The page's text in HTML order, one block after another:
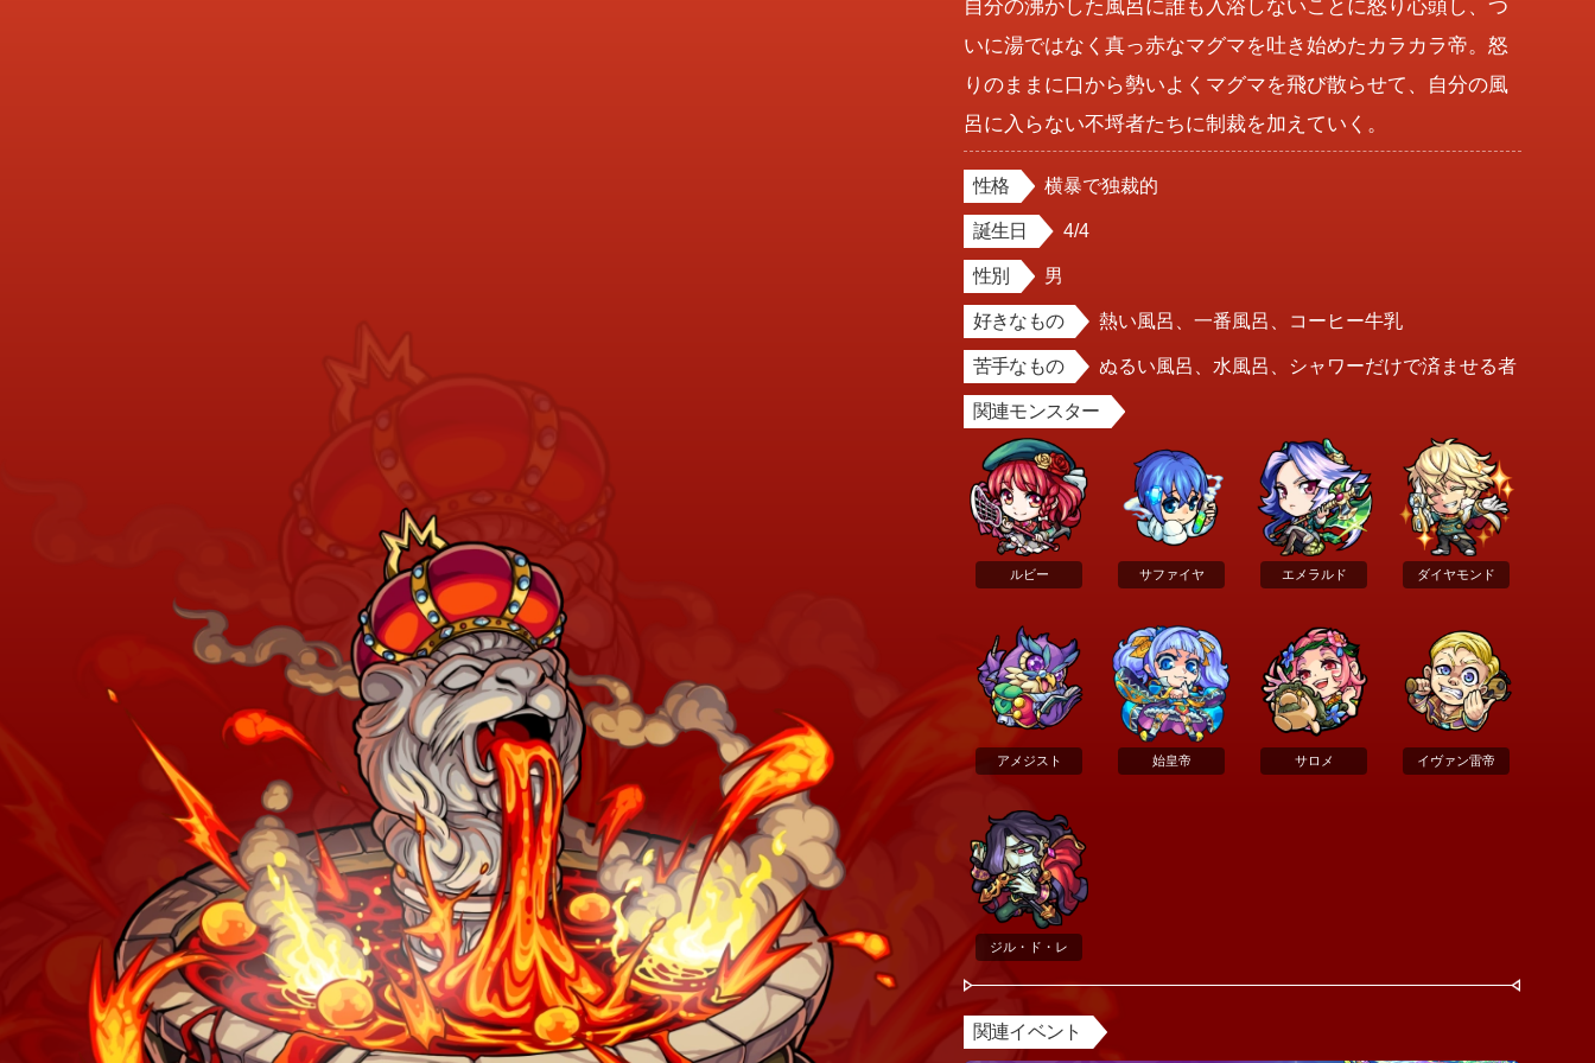
自分の沸かした風呂に誰も入浴しないことに怒り心頭し、つ
いに湯ではなく真っ赤なマグマを吐き始めたカラカラ帝。怒
りのままに口から勢いよくマグマを飛び散らせて、自分の風
呂に入らない不埒者たちに制裁を加えていく。
性格 横暴で独裁的
誕生日 4/4
性別 男
好きなもの 熱い風呂、一番風呂、コーヒー牛乳
苦手なもの ぬるい風呂、水風呂、シャワーだけで済ませる者
関連モンスター
ルビー サファイヤ エメラルド ダイヤモンド
アメジスト 始皇帝 サロメ イヴァン雷帝
ジル・ド・レ
関連イベント